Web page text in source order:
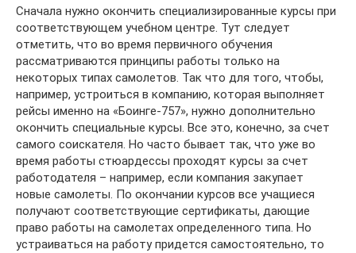
Сначала нужно окончить специализированные курсы при
соответствующем учебном центре. Тут следует
отметить, что во время первичного обучения
рассматриваются принципы работы только на
некоторых типах самолетов. Так что для того, чтобы,
например, устроиться в компанию, которая выполняет
рейсы именно на «Боинге-757», нужно дополнительно
окончить специальные курсы. Все это, конечно, за счет
самого соискателя. Но часто бывает так, что уже во
время работы стюардессы проходят курсы за счет
работодателя – например, если компания закупает
новые самолеты. По окончании курсов все учащиеся
получают соответствующие сертификаты, дающие
право работы на самолетах определенного типа. Но
устраиваться на работу придется самостоятельно, то